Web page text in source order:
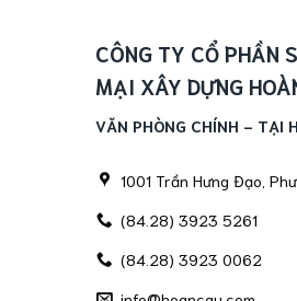
CÔNG TY CỔ PHẦN
MẠI XÂY DỰNG
VĂN PHÒNG CHÍNH - TẠI
1001 Trần Hưng Đạo,
(84.28) 3923 5261
(84.28) 3923 0062